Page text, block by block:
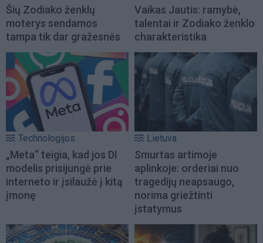
Šių Zodiako ženklų
moterys sendamos
tampa tik dar gražesnės
Vaikas Jautis: ramybė,
talentai ir Zodiako ženklo
charakteristika
Technologijos
„Meta“ teigia, kad jos DI
modelis prisijungė prie
interneto ir įsilaužė į kitą
įmonę
Lietuva
Smurtas artimoje
aplinkoje: orderiai nuo
tragedijų neapsaugo,
norima griežtinti
įstatymus